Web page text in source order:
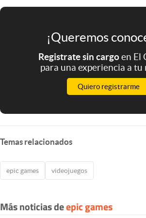
abre en nueva pestaña
Argentina
¡Queremos
Registrate sin cargoen El
para una experiencia a tu
Quiero registrarme
Temas relacionados
epic games videojuegos
Más noticias deepic games